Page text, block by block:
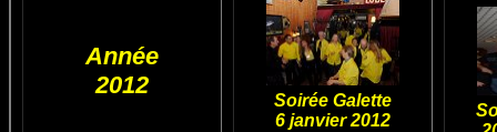
Année
2012
Soirée Galette
6 janvier 2012